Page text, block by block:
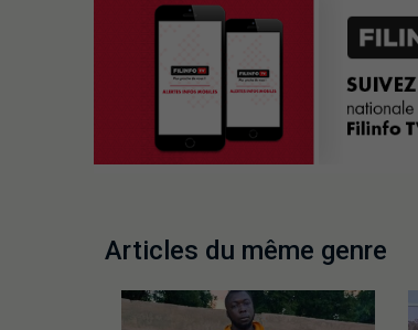
Articles du même genre